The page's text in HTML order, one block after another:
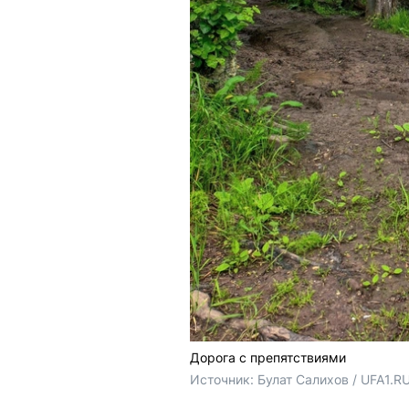
Дорога с препятствиями
Источник: Булат Салихов /